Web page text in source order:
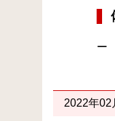
ー
2022年02